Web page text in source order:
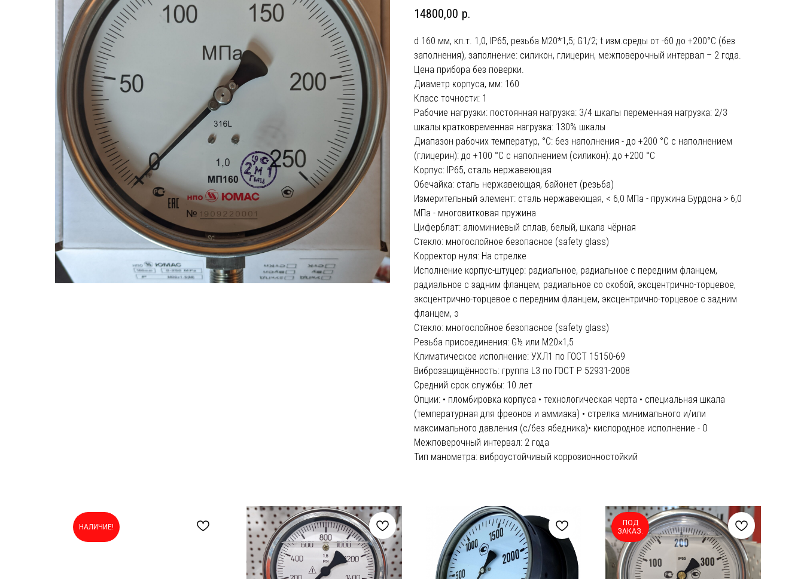
14800,00 р.
d 160 мм, кл.т. 1,0, IP65, резьба М20*1,5; G1/2; t изм.среды от -60 до +200°С (без
заполнения), заполнение: силикон, глицерин, межповерочный интервал – 2 года.
Цена прибора без поверки.
Диаметр корпуса, мм: 160
Класс точности: 1
Рабочие нагрузки: постоянная нагрузка: 3/4 шкалы переменная нагрузка: 2/3
шкалы кратковременная нагрузка: 130% шкалы
Диапазон рабочих температур, °C: без наполнения - до +200 °С с наполнением
(глицерин): до +100 °С с наполнением (силикон): до +200 °С
Корпус: IP65, сталь нержавеющая
Обечайка: сталь нержавеющая, байонет (резьба)
Измерительный элемент: сталь нержавеющая, < 6,0 МПа - пружина Бурдона > 6,0
МПа - многовитковая пружина
Циферблат: алюминиевый сплав, белый, шкала чёрная
Стекло: многослойное безопасное (safety glass)
Корректор нуля: На стрелке
Исполнение корпус-штуцер: радиальное, радиальное с передним фланцем,
радиальное с задним фланцем, радиальное со скобой, эксцентрично-торцевое,
эксцентрично-торцевое с передним фланцем, эксцентрично-торцевое с задним
фланцем, э
Стекло: многослойное безопасное (safety glass)
Резьба присоединения: G½ или M20×1,5
Климатическое исполнение: УХЛ1 по ГОСТ 15150-69
Виброзащищённость: группа L3 по ГОСТ Р 52931-2008
Средний срок службы: 10 лет
Опции: • пломбировка корпуса • технологическая черта • специальная шкала
(температурная для фреонов и аммиака) • стрелка минимального и/или
максимального давления (с/без ябедника)• кислородное исполнение - О
Межповерочный интервал: 2 года
Тип манометра: виброустойчивый коррозионностойкий
НАЛИЧИЕ!
ПОД
ЗАКАЗ.